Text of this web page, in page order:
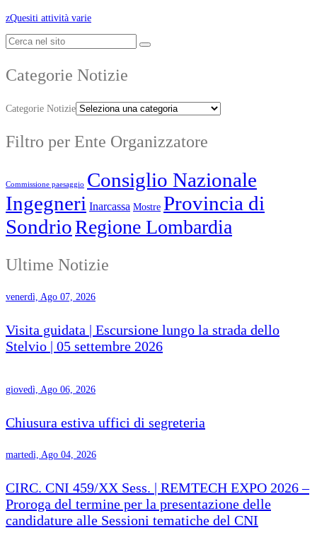
zQuesiti attività varie
Categorie Notizie
Categorie Notizie
Filtro per Ente Organizzatore
Commissione paesaggio Consiglio Nazionale
Ingegneri Inarcassa Mostre Provincia di
SondrioRegione Lombardia
Ultime Notizie
venerdì, Ago 07, 2026
Visita guidata | Escursione lungo la strada dello
Stelvio | 05 settembre 2026
giovedì, Ago 06, 2026
Chiusura estiva uffici di segreteria
martedì, Ago 04, 2026
CIRC. CNI 459/XX Sess. | REMTECH EXPO 2026 –
Proroga del termine per la presentazione delle
candidature alle Sessioni tematiche del CNI